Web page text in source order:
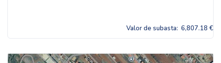
Valor de subasta: 6,807.18 €